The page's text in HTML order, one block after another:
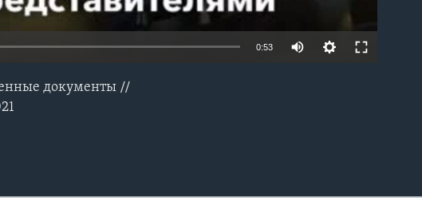
0:53
документы //